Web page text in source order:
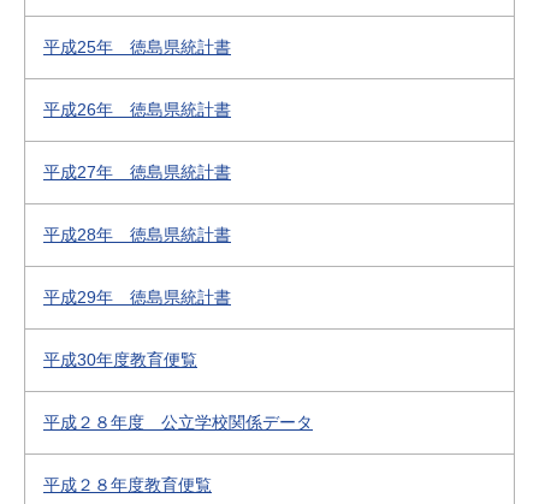
平成25年 徳島県統計書
平成26年 徳島県統計書
平成27年 徳島県統計書
平成28年 徳島県統計書
平成29年 徳島県統計書
平成30年度教育便覧
平成２８年度 公立学校関係データ
平成２８年度教育便覧